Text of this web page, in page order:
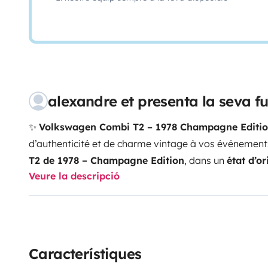
alexandre et presenta la seva
✨ Volkswagen Combi T2 – 1978 Champagne
d’authenticité et de charme vintage à vos
T2 de 1978 – Champagne Edition, dans un état
icône intemporelle, ce véhicule rare séduit par son
unique.Parfait pour :💍Mariages(arrivée des
moments ou apporter une signature visuelle forte à
Veure la descripció
Característiques